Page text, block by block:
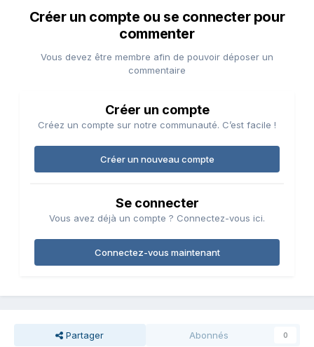
Créer un compte ou se connecter pour
commenter
Vous devez être membre afin de pouvoir déposer un
commentaire
Créer un compte
Créez un compte sur notre communauté. C’est facile !
Créer un nouveau compte
Se connecter
Vous avez déjà un compte ? Connectez-vous ici.
Connectez-vous maintenant
Partager Abonnés 0